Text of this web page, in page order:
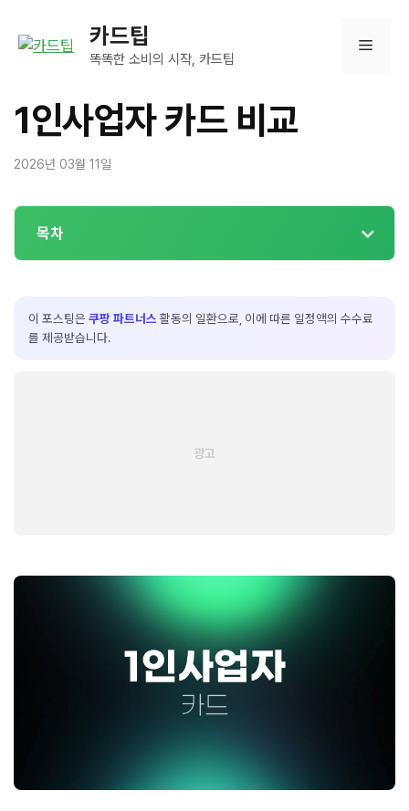
카드팁
똑똑한 소비의 시작, 카드팁
메
1인사업자 카드 비교
2026년 03월 11일
목차
이 포스팅은 쿠팡 파트너스 활동의 일환으로, 이에 따른 일정액의 수수료
를 제공받습니다.